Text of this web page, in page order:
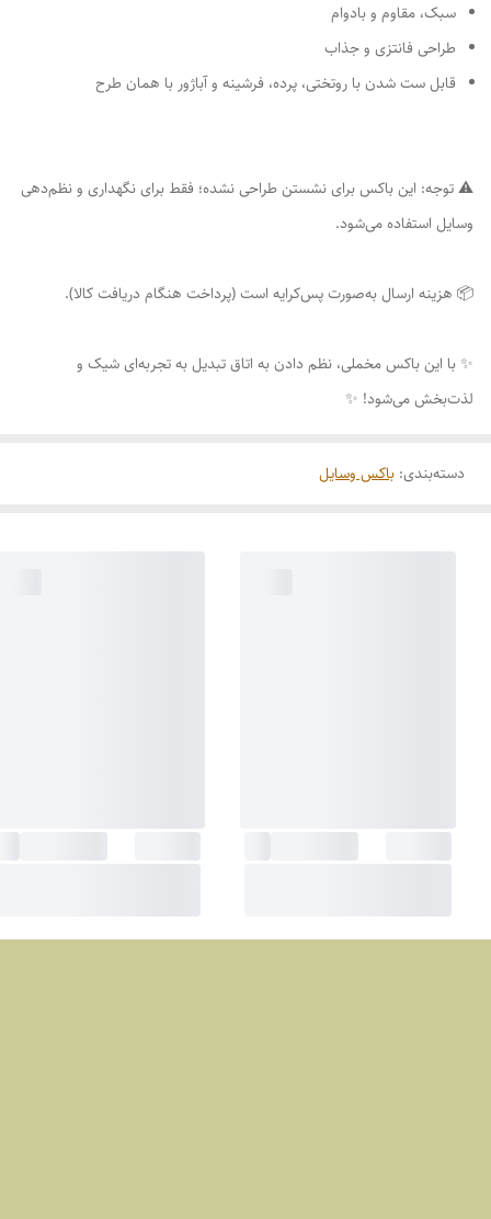
سبک، مقاوم و بادوام
طراحی فانتزی و جذاب
قابل ست شدن با روتختی، پرده، فرشینه و آباژور با همان طرح
⚠️ توجه: این باکس برای نشستن طراحی نشده؛ فقط برای نگهداری و نظم‌دهی
وسایل استفاده می‌شود.
📦 هزینه ارسال به‌صورت پس‌کرایه است (پرداخت هنگام دریافت کالا).
✨ با این باکس مخملی، نظم دادن به اتاق تبدیل به تجربه‌ای شیک و
لذت‌بخش می‌شود! ✨
دسته‌بندی: باکس وسایل